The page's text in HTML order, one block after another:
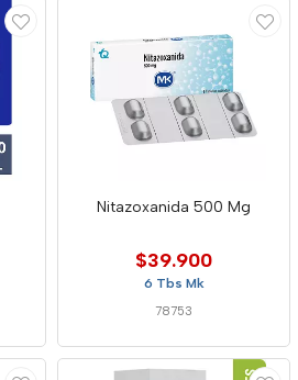
Nitazoxanida 500 Mg
$39.900
6 Tbs Mk
78753